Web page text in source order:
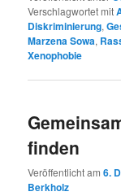
Verschlagwortet mit
Diskriminierung,
Marzena Sowa,
Xenophobie
finden
Veröffentlicht am6.
Berkholz